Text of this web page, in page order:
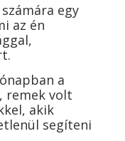
egy
az én
a
remek volt
akik
segíteni